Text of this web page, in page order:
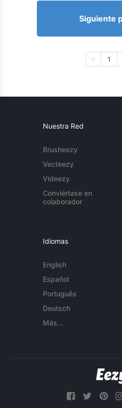
Siguiente
1
Nuestra Red
Brusheezy
Vecteezy
Videezy
Conviértase en
colaborador
Idiomas
English
Español
Português
Deutsch
Más...